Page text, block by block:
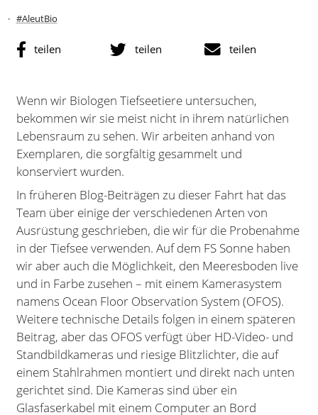
#AleutBio
teilen teilen teilen
Wenn wir Biologen Tiefseetiere untersuchen,
bekommen wir sie meist nicht in ihrem natürlichen
Lebensraum zu sehen. Wir arbeiten anhand von
Exemplaren, die sorgfältig gesammelt und
konserviert wurden.
In früheren Blog-Beiträgen zu dieser Fahrt hat das
Team über einige der verschiedenen Arten von
Ausrüstung geschrieben, die wir für die Probenahme
in der Tiefsee verwenden. Auf dem FS Sonne haben
wir aber auch die Möglichkeit, den Meeresboden live
und in Farbe zusehen – mit einem Kamerasystem
namens Ocean Floor Observation System (OFOS).
Weitere technische Details folgen in einem späteren
Beitrag, aber das OFOS verfügt über HD-Video- und
Standbildkameras und riesige Blitzlichter, die auf
einem Stahlrahmen montiert und direkt nach unten
gerichtet sind. Die Kameras sind über ein
Glasfaserkabel mit einem Computer an Bord